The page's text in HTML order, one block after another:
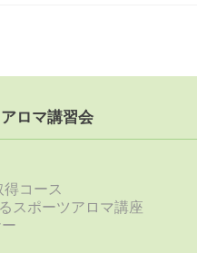
ロマ講習会
コース
スポーツアロマ講座